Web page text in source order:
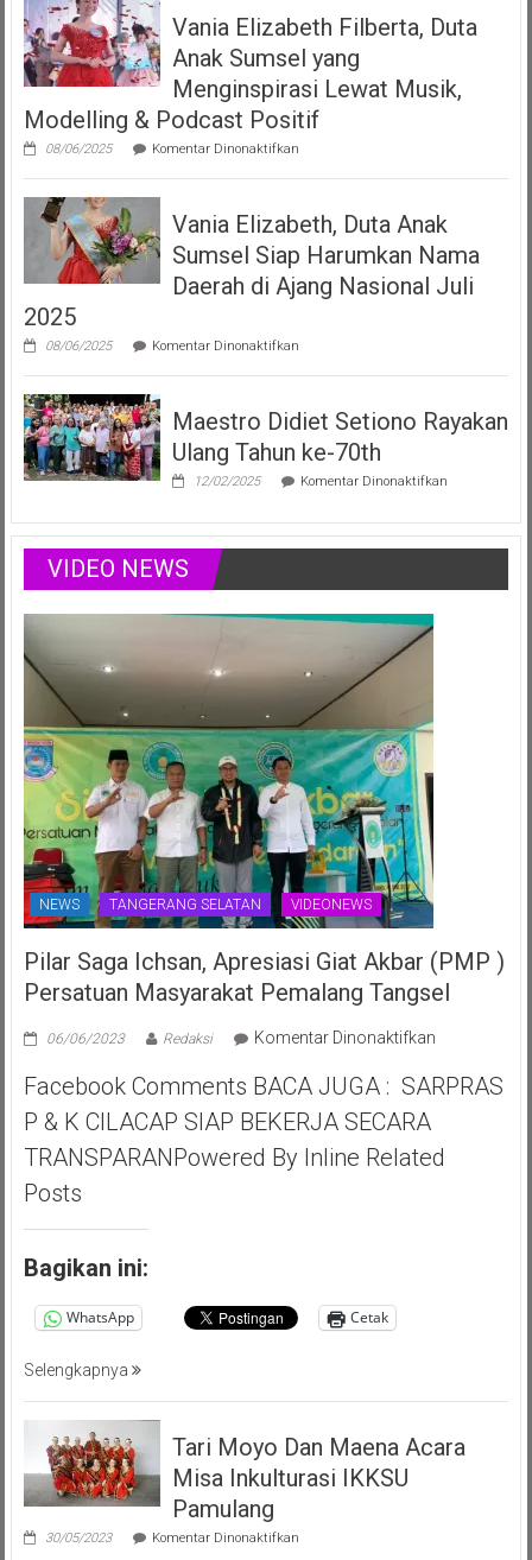
Operasional
Kepada
Dua
LMK
Produser
Fonogram
Vania Elizabeth Filberta, Duta
Anak Sumsel yang
Menginspirasi Lewat Musik,
Modelling & Podcast Positif
08/06/2025 Komentar Dinonaktifkanpada
Elizabeth
Duta
Anak
Sumsel
Menginspirasi
Modelling
Positif
Vania Elizabeth, Duta Anak
Sumsel Siap Harumkan Nama
Daerah di Ajang Nasional Juli
2025
08/06/2025 Komentar Dinonaktifkanpada
Elizabeth,
Anak
Sumsel
Siap
Harumkan
Ajang
Juli
Maestro Didiet Setiono Rayakan
Ulang Tahun ke-70th
12/02/2025 Komentar Dinonaktifkanpada
Setiono
Rayakan
Tahun
VIDEO NEWS
NEWS TANGERANG SELATAN VIDEONEWS
Pilar Saga Ichsan, Apresiasi Giat Akbar (PMP )
Persatuan Masyarakat Pemalang Tangsel
06/06/2023 Redaksi Komentar Dinonaktifkanpada
Saga
Giat
Facebook Comments BACA JUGA : SARPRAS
P & K CILACAP SIAP BEKERJA SECARA
TRANSPARANPowered By Inline Related
Posts
Bagikan ini:
WhatsApp Cetak
Selengkapnya
Tari Moyo Dan Maena Acara
Misa Inkulturasi IKKSU
Pamulang
30/05/2023 Komentar Dinonaktifkanpada